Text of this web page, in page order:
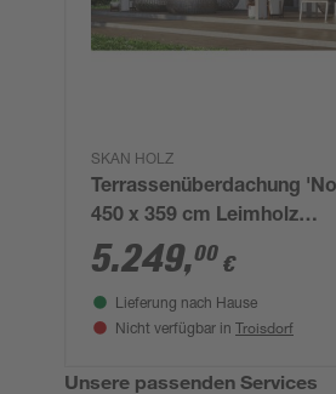
SKAN HOLZ
Terrassenüberdachung
450 x 359 cm Leimholz
Doppelstegplatten weiß
5.249,00 €
Lieferung nach Hause
Nicht verfügbar in Troisdorf
Unsere passenden Services